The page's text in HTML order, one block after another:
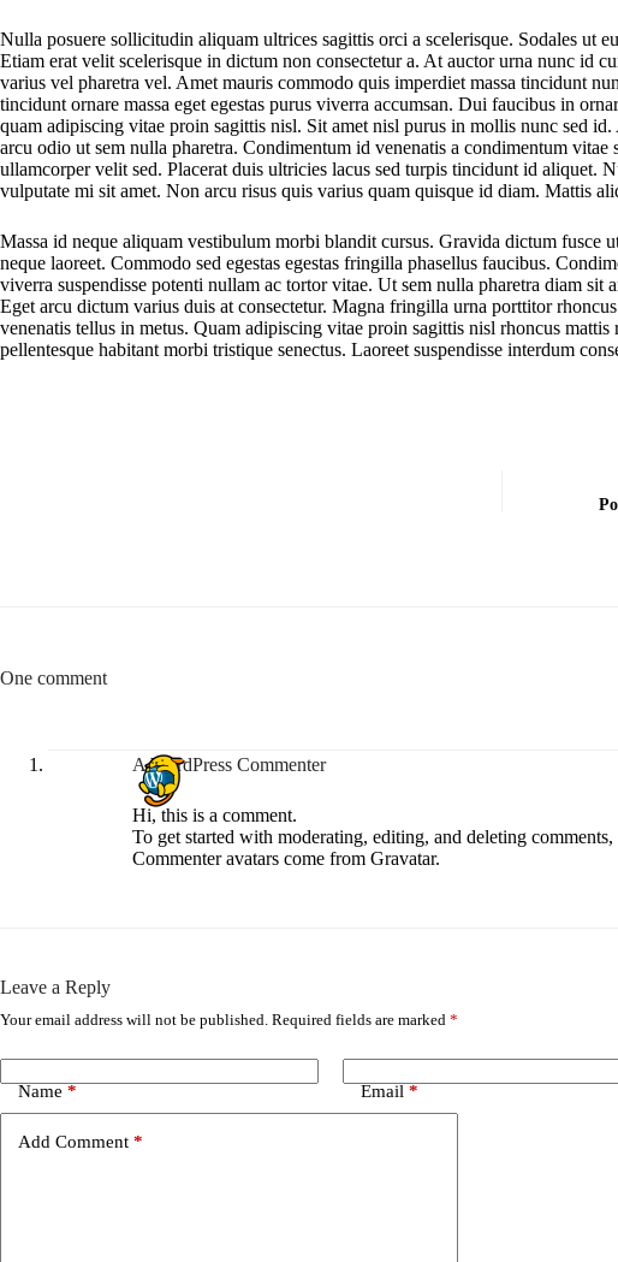
Nulla posuere sollicitudin aliquam ultrices sagittis orci a scelerisque. Sodales ut
Etiam erat velit scelerisque in dictum non consectetur a. At auctor urna nunc id
varius vel pharetra vel. Amet mauris commodo quis imperdiet massa tincidunt
tincidunt ornare massa eget egestas purus viverra accumsan. Dui faucibus in
quam adipiscing vitae proin sagittis nisl. Sit amet nisl purus in mollis nunc sed
arcu odio ut sem nulla pharetra. Condimentum id venenatis a condimentum vitae
ullamcorper velit sed. Placerat duis ultricies lacus sed turpis tincidunt id aliquet.
vulputate mi sit amet. Non arcu risus quis varius quam quisque id diam. Mattis
Massa id neque aliquam vestibulum morbi blandit cursus. Gravida dictum fusce
neque laoreet. Commodo sed egestas egestas fringilla phasellus faucibus.
viverra suspendisse potenti nullam ac tortor vitae. Ut sem nulla pharetra diam sit
Eget arcu dictum varius duis at consectetur. Magna fringilla urna porttitor
venenatis tellus in metus. Quam adipiscing vitae proin sagittis nisl rhoncus
pellentesque habitant morbi tristique senectus. Laoreet suspendisse interdum
One comment
A WordPress Commenter
Hi, this is a comment.
To get started with moderating, editing, and deleting
Commenter avatars come from Gravatar.
Leave a Reply
Your email address will not be published. Required fields are marked *
Name * Email *
Add Comment *